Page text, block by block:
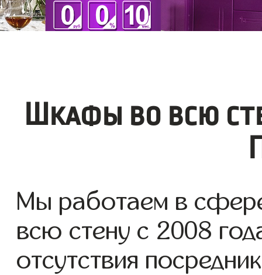
Шкафы во всю
Мы работаем в
всю стену с 2008
отсутствия